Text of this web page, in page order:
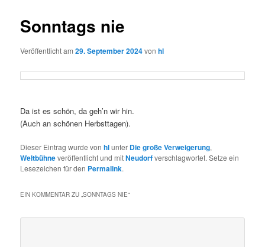
Sonntags nie
Veröffentlicht am29. September 2024vonhl
Da ist es schön, da geh’n wir hin.
(Auch an schönen Herbsttagen).
Dieser Eintrag wurde vonhlunter Die große Verweigerung,
Weltbühneveröffentlicht und mitNeudorfverschlagwortet. Setze ein
Lesezeichen für den Permalink.
EIN KOMMENTAR ZU „SONNTAGS NIE“